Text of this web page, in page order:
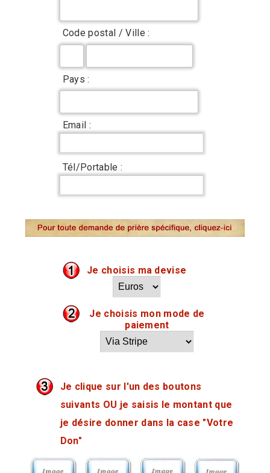
Code postal / Ville :
Pays :
Email :
Tél/Portable :
Je choisis ma devise
Je choisis mon mode de
paiement
Je clique sur l'un des boutons
suivants OU je saisis le montant que
je désire donner dans la case "Votre
Don"